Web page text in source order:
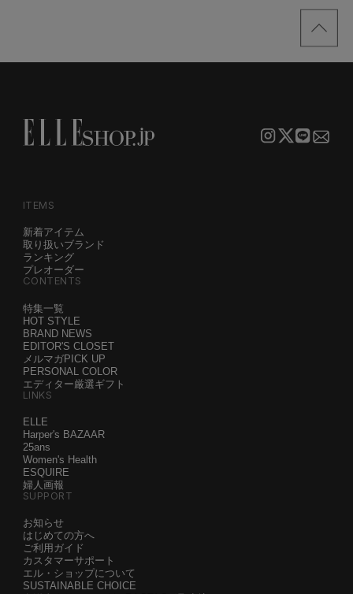
ITEMS
新着アイテム
取り扱いブランド
ランキング
プレオーダー
CONTENTS
特集一覧
HOT STYLE
BRAND NEWS
EDITOR'S CLOSET
メルマガPICK UP
PERSONAL COLOR
エディター厳選ギフト
LINKS
ELLE
Harper's BAZAAR
25ans
Women's Health
ESQUIRE
婦人画報
SUPPORT
お知らせ
はじめての方へ
ご利用ガイド
カスタマーサポート
エル・ショップについて
SUSTAINABLE CHOICE